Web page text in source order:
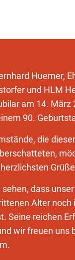
Huemer,
und HLM
am 14. März
90.
die
dass
Alter noch
Seine reichen
wir freuen uns